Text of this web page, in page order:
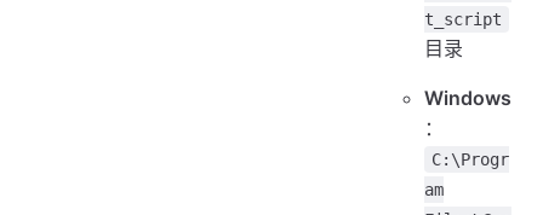
t_script
目录
Windows
：
C:\Progr
am